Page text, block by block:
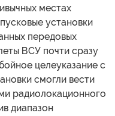
местах
установки
передовых
ВСУ почти сразу
целеуказание с
смогли вести
радиолокационного
диапазон